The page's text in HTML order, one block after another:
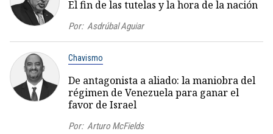
El fin de las tutelas y la hora de la nación
Por: Asdrúbal Aguiar
Chavismo
De antagonista a aliado: la maniobra del
régimen de Venezuela para ganar el
favor de Israel
Por: Arturo McFields